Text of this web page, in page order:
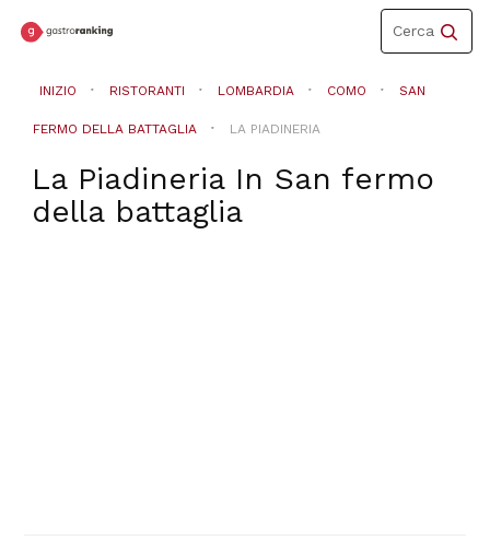
Toggle
navigation
Cerca
INIZIO RISTORANTI LOMBARDIA COMO SAN
FERMO DELLA BATTAGLIA LA PIADINERIA
La PiadineriaIn San fermo
della battaglia